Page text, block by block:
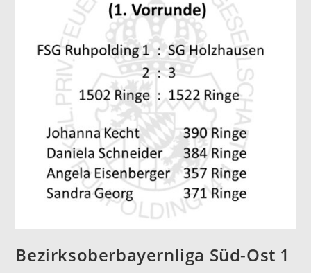
Bezirksoberbayernliga Süd-Ost 1